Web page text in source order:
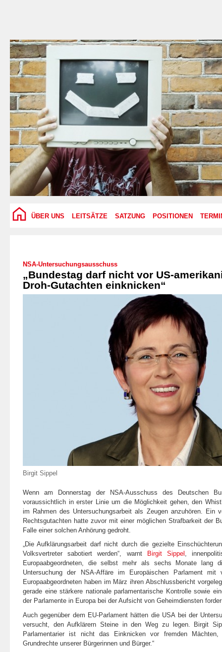
ÜBER UNS LEITSÄTZE SATZUNG POSITIONEN
NSA-Untersuchungsausschuss
„Bundestag darf nicht vor US-
Droh-Gutachten einknicken“
Birgit Sippel
Wenn am Donnerstag der NSA-Ausschuss des Deutschen
voraussichtlich in erster Linie um die Möglichkeit gehen, den
im Rahmen des Untersuchungsarbeit als Zeugen anzuhören. Ein
Rechtsgutachten hatte zuvor mit einer möglichen Strafbarkeit der
Falle einer solchen Anhörung gedroht.
„Die Aufklärungsarbeit darf nicht durch die gezielte
Volksvertreter sabotiert werden“, warnt Birgit Sippel ,
Europaabgeordneten, die selbst mehr als sechs Monate lang
Untersuchung der NSA-Affäre im Europäischen Parlament mit
Europaabgeordneten haben im März ihren Abschlussbericht
gerade eine stärkere nationale parlamentarische Kontrolle sowie
der Parlamente in Europa bei der Aufsicht von Geheimdiensten
Auch gegenüber dem EU-Parlament hätten die USA bei der
versucht, den Aufklärern Steine in den Weg zu legen. Birgit
Parlamentarier ist nicht das Einknicken vor fremden
Grundrechte unserer Bürgerinnen und Bürger.“